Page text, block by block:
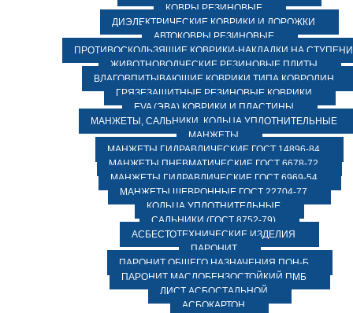
КОВРЫ РЕЗИНОВЫЕ
ДИЭЛЕКТРИЧЕСКИЕ КОВРИКИ И ДОРОЖКИ
АВТОКОВРЫ РЕЗИНОВЫЕ
ПРОТИВОСКОЛЬЗЯЩИЕ КОВРИКИ-НАКЛАДКИ НА СТУПЕНИ
ЖИВОТНОВОДЧЕСКИЕ РЕЗИНОВЫЕ ПЛИТЫ
ВЛАГОВПИТЫВАЮЩИЕ КОВРИКИ ТИПА КОВРОЛИН
ГРЯЗЕЗАЩИТНЫЕ РЕЗИНОВЫЕ КОВРИКИ
EVA (ЭВА) КОВРИКИ И ПЛАСТИНЫ
МАНЖЕТЫ, САЛЬНИКИ, КОЛЬЦА УПЛОТНИТЕЛЬНЫЕ
МАНЖЕТЫ
МАНЖЕТЫ ГИДРАВЛИЧЕСКИЕ ГОСТ 14896-84
МАНЖЕТЫ ПНЕВМАТИЧЕСКИЕ ГОСТ 6678-72
МАНЖЕТЫ ГИДРАВЛИЧЕСКИЕ ГОСТ 6969-54
МАНЖЕТЫ ШЕВРОННЫЕ ГОСТ 22704-77
КОЛЬЦА УПЛОТНИТЕЛЬНЫЕ
САЛЬНИКИ (ГОСТ 8752-79)
АСБЕСТОТЕХНИЧЕСКИЕ ИЗДЕЛИЯ
ПАРОНИТ
ПАРОНИТ ОБЩЕГО НАЗНАЧЕНИЯ ПОН-Б
ПАРОНИТ МАСЛОБЕНЗОСТОЙКИЙ ПМБ
ЛИСТ АСБОСТАЛЬНОЙ
АСБОКАРТОН